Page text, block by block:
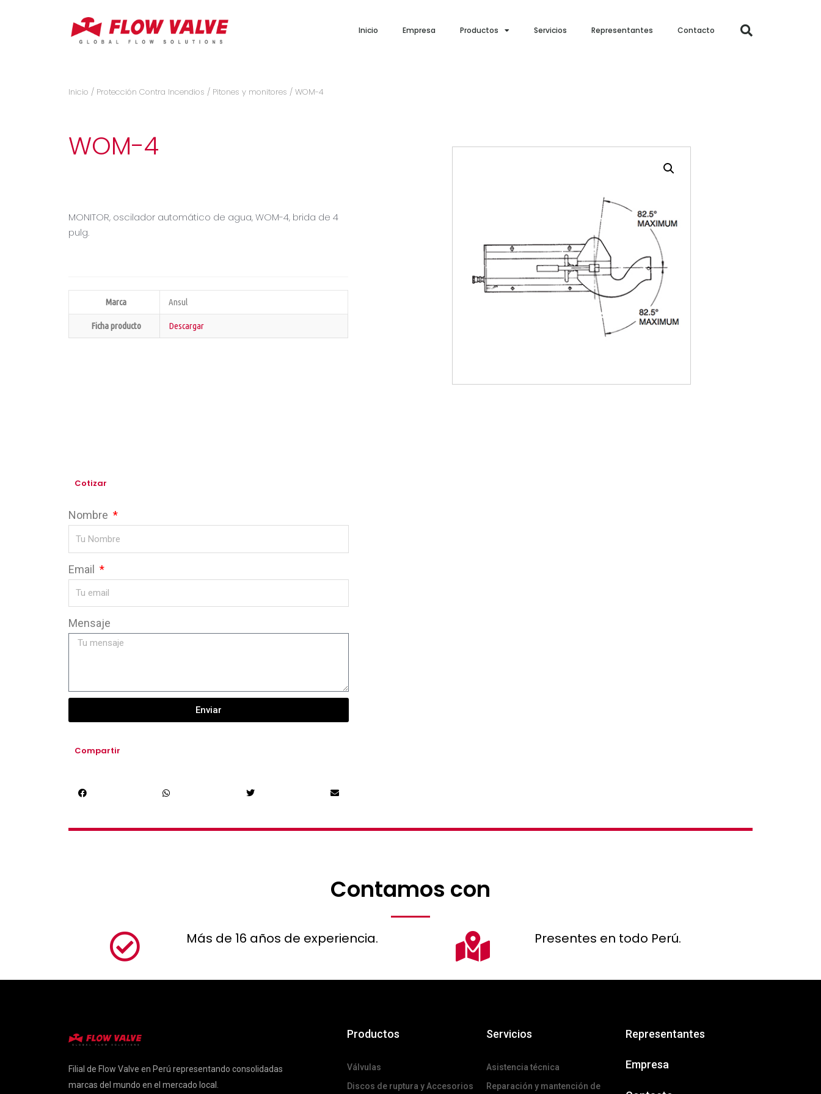
Inicio Empresa Productos Servicios Representantes Contacto
Inicio / Protección Contra Incendios / Pitones y monitores / WOM-4
WOM-4
MONITOR, oscilador automático de agua, WOM-4, brida de 4
pulg.
Marca Ansul
Ficha producto Descargar
Cotizar
Nombre
Email
Mensaje
Enviar
Compartir
Contamos con
Más de 16 años de experiencia. Presentes en todo Perú.
Filial de Flow Valve en Perú representando consolidadas
marcas del mundo en el mercado local.
Productos
Válvulas
Discos de ruptura y Accesorios
Servicios
Asistencia técnica
Reparación y mantención de
Representantes
Empresa